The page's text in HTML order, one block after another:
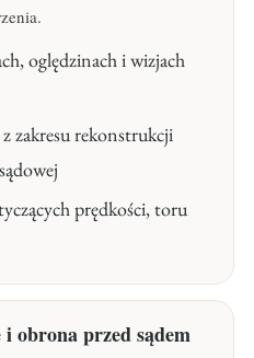
oględzinach i wizjach
zakresu rekonstrukcji
prędkości, toru
obrona przed sądem